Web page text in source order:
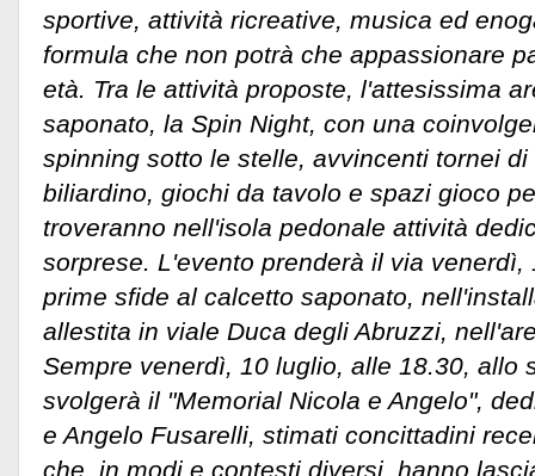
sportive, attività ricreative, musica ed
formula che non potrà che appassionare
età. Tra le attività proposte, l'attesissima
saponato, la Spin Night, con una
spinning sotto le stelle, avvincenti tornei
biliardino, giochi da tavolo e spazi gioco
troveranno nell'isola pedonale attività
sorprese. L'evento prenderà il via
prime sfide al calcetto saponato,
allestita in viale Duca degli Abruzzi,
Sempre venerdì, 10 luglio, alle 18.30, allo
svolgerà il "Memorial Nicola e Angelo",
e Angelo Fusarelli, stimati concittadini
che, in modi e contesti diversi, hanno